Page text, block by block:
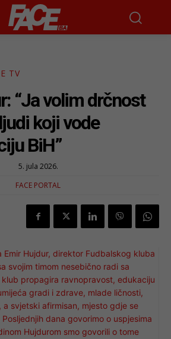
TV
“Ja volim drčnost
koji vode
BiH”
5. jula 2026.
FACE PORTAL
Emir Hujdur, direktor Fudbalskog kluba
svojim timom nesebično radi sa
propagira ravnopravost, edukaciju
gradi i zdrave, mlade ličnosti,
svjetski afirmisan, mjesto gdje se
dana govorimo o uspjesima
Hujdurom smo govorili o tome